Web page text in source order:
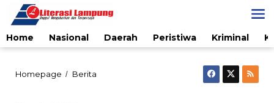
content
Home
Nasional Daerah Peristiwa Kriminal
Homepage / Berita